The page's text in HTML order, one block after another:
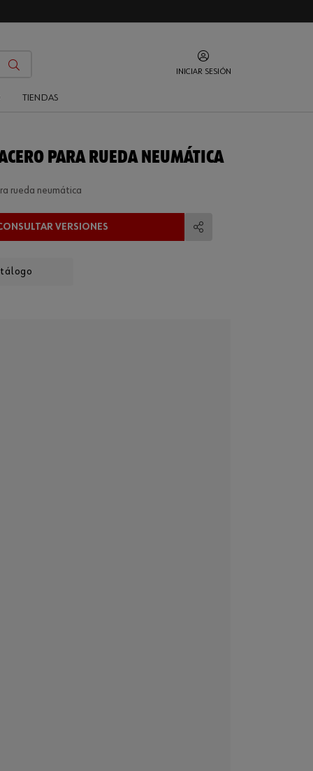
INICIAR SESIÓN
TIENDAS
PARA RUEDA NEUMÁTICA
rueda neumática
VERSIONES
Compartir